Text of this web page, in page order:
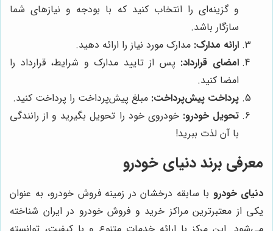
و گزینه‌ای را انتخاب کنید که با بودجه و نیازهای شما
سازگار باشد.
ارائه مدارک: مدارک مورد نیاز را ارائه دهید.
امضای قرارداد: پس از تایید مدارک و شرایط، قرارداد را
امضا کنید.
پرداخت پیش‌پرداخت: مبلغ پیش‌پرداخت را پرداخت کنید.
تحویل خودرو: خودروی خود را تحویل بگیرید و از رانندگی
با آن لذت ببرید!
معرفی برنددنیای خودرو
دنیای خودرو با سابقه درخشان در زمینه فروش خودرو، به عنوان
یکی از معتبرترین مراکز خرید و فروش خودرو در ایران شناخته